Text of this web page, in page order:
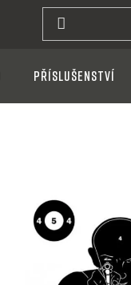
Příslušenství